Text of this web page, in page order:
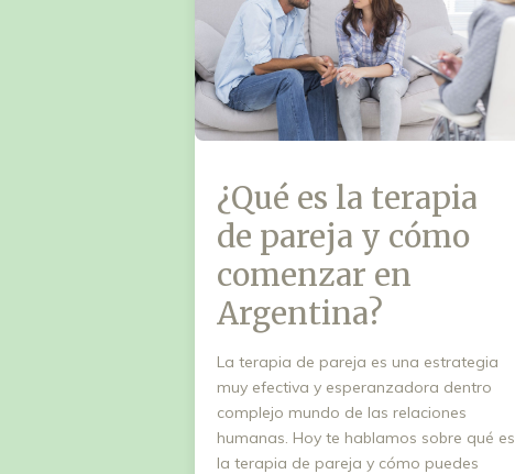
¿Qué es la terapia
de pareja y cómo
comenzar en
Argentina?
La terapia de pareja es una estrategia
muy efectiva y esperanzadora dentro
complejo mundo de las relaciones
humanas. Hoy te hablamos sobre qué es
la terapia de pareja y cómo puedes